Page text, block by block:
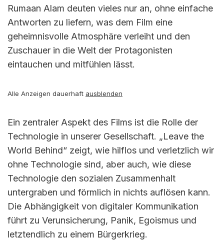
Rumaan Alam deuten vieles nur an, ohne einfache
Antworten zu liefern, was dem Film eine
geheimnisvolle Atmosphäre verleiht und den
Zuschauer in die Welt der Protagonisten
eintauchen und mitfühlen lässt.
Alle Anzeigen dauerhaft ausblenden
Ein zentraler Aspekt des Films ist die Rolle der
Technologie in unserer Gesellschaft. „Leave the
World Behind“ zeigt, wie hilflos und verletzlich wir
ohne Technologie sind, aber auch, wie diese
Technologie den sozialen Zusammenhalt
untergraben und förmlich in nichts auflösen kann.
Die Abhängigkeit von digitaler Kommunikation
führt zu Verunsicherung, Panik, Egoismus und
letztendlich zu einem Bürgerkrieg.